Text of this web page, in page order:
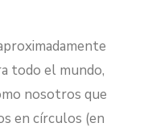
todo el mundo,
nosotros que
en círculos (en